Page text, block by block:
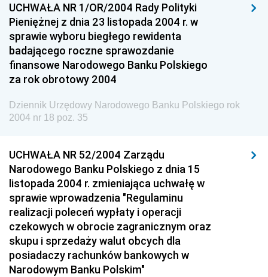
Dziennik Urzędowy Prezesa Urzędu Transportu
Kolejowego
Dziennik Urzędowy Ministra Przedsiębiorczości i
Technologii
Dziennik Urzędowy Ministra Inwestycji i Rozwoju
Dziennik Urzędowy Naczelnego Dyrektora Archiwów
Państwowych
Rozwoju
Dziennik Urzędowy Ministra Klimatu
Dziennik Urzędowy Ministra Sportu
Dziennik Urzędowy Ministra Funduszy i Polityki
Regionalnej
Dziennik Urzędowy Ministra Aktywów Państwowych
Dziennik Urzędowy Ministra Zdrowia
UCHWAŁA NR 1/OR/2004 Rady Polityki
Pieniężnej z dnia 23 listopada 2004 r. w
sprawie wyboru biegłego rewidenta
badającego roczne sprawozdanie
finansowe Narodowego Banku Polskiego
za rok obrotowy 2004
Dziennik Urzędowy Narodowego Banku Polskiego rok
2004 nr 18 poz. 35
UCHWAŁA NR 52/2004 Zarządu
Narodowego Banku Polskiego z dnia 15
listopada 2004 r. zmieniająca uchwałę w
sprawie wprowadzenia "Regulaminu
realizacji poleceń wypłaty i operacji
czekowych w obrocie zagranicznym oraz
skupu i sprzedaży walut obcych dla
posiadaczy rachunków bankowych w
Narodowym Banku Polskim"